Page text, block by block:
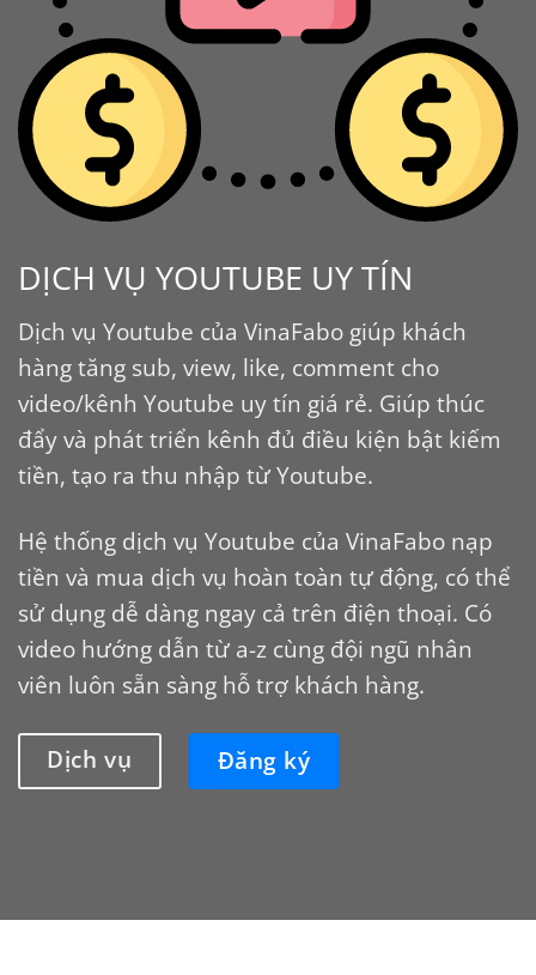
DỊCH VỤ YOUTUBE UY TÍN
Dịch vụ Youtube của VinaFabo giúp khách
hàng tăng sub, view, like, comment cho
video/kênh Youtube uy tín giá rẻ. Giúp thúc
đẩy và phát triển kênh đủ điều kiện bật kiếm
tiền, tạo ra thu nhập từ Youtube.
Hệ thống dịch vụ Youtube của VinaFabo nạp
tiền và mua dịch vụ hoàn toàn tự động, có thể
sử dụng dễ dàng ngay cả trên điện thoại. Có
video hướng dẫn từ a-z cùng đội ngũ nhân
viên luôn sẵn sàng hỗ trợ khách hàng.
Dịch vụ Đăng ký